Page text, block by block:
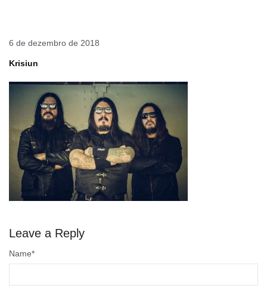
6 de dezembro de 2018
Krisiun
Leave a Reply
Name*